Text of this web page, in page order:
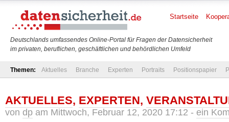
Deutschlands umfassendes Online-Portal für Fragen der Datensicherheit
im privaten, beruflichen, geschäftlichen und behördlichen Umfeld
Startseite
Themen: Aktuelles Branche Experten Portraits Positionspapier
AKTUELLES, EXPERTEN,
von dp am Mittwoch, Februar 12, 2020 17:12 - ein